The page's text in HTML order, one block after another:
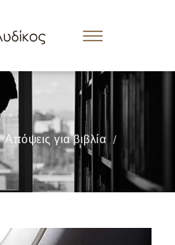
Απόψεις για βιβλία /